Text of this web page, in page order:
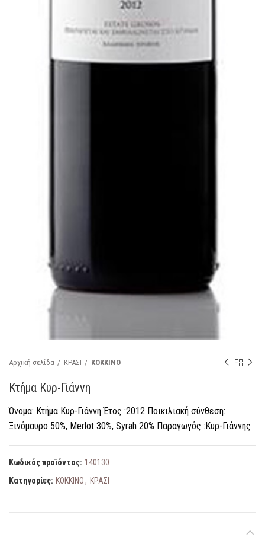
Αρχική σελίδα ΚΡΑΣΙ ΚΟΚΚΙΝΟ
Κτήμα Κυρ-Γιάννη
Όνομα: Κτήμα Κυρ-Γιάννη Έτος :2012 Ποικιλιακή σύνθεση:
Ξινόμαυρο 50%, Merlot 30%, Syrah 20% Παραγωγός :Κυρ-Γιάννης
Κωδικός προϊόντος: 140130
Κατηγορίες: ΚΟΚΚΙΝΟ, ΚΡΑΣΙ